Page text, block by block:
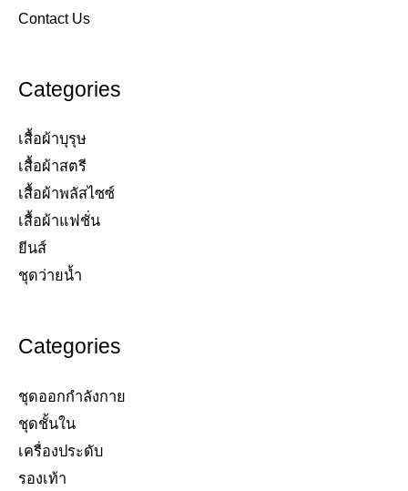
Contact Us
Categories
เสื้อผ้าบุรุษ
เสื้อผ้าสตรี​
เสื้อผ้าพลัสไซซ์​
เสื้อผ้าแฟชั่น​
ยีนส์​
ชุดว่ายน้ำ​
Categories
ชุดออกกำลังกาย
ชุดชั้นใน
เครื่องประดับ​
รองเท้า​